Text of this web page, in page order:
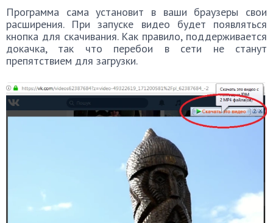
Программа сама установит в ваши браузеры свои
расширения. При запуске видео будет появляться
кнопка для скачивания. Как правило, поддерживается
докачка, так что перебои в сети не станут
препятствием для загрузки.